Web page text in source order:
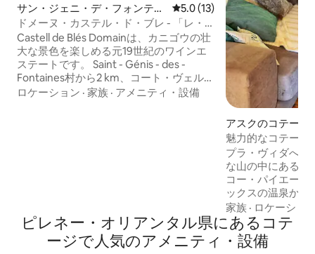
サン・ジェニ・デ・フォンテー
ヌのコテージ
レビュー13件、5つ星中5.0つ
5.0 (13)
ドメーヌ・カステル・ド・ブレ - 「レ・
アルベール」
Castell de Blés Domainは、カニゴウの壮
大な景色を楽しめる元19世紀のワインエ
ステートです。 Saint - Génis - des -
Fontaines村から2 km、コート・ヴェルメ
イユのビーチから10分、アルベール山脈
ロケーション · 家族 · アメニティ・設備
アスクのコテージ
魅力的なコテージ
プラ・ヴィダへよ
な山の中にある魅
コー・パイエール
ックスの温泉から
ブが備わった2つ
のダブルベッドル
で、ご家族やご友
みください。 バ
家族 · ロケーショ
ピレネー・オリアンタル県にあるコテ
ージで人気のアメニティ・設備